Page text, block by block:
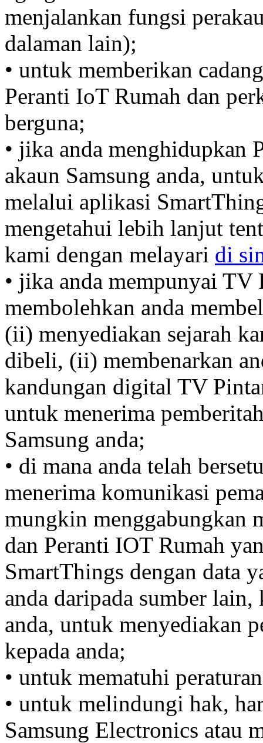
menjalankan fungsi
dalaman lain);
• untuk memberikan
Peranti IoT Rumah dan
berguna;
• jika anda menghidupkan
akaun Samsung anda,
melalui aplikasi
mengetahui lebih lanjut
kami dengan melayari di
• jika anda mempunyai
membolehkan anda
(ii) menyediakan sejarah
dibeli, (ii) membenarkan
kandungan digital TV
untuk menerima
Samsung anda;
• di mana anda telah
menerima komunikasi
mungkin menggabungkan
dan Peranti IOT Rumah
SmartThings dengan data
anda daripada sumber
anda, untuk menyediakan
kepada anda;
• untuk mematuhi
• untuk melindungi hak,
Samsung Electronics atau